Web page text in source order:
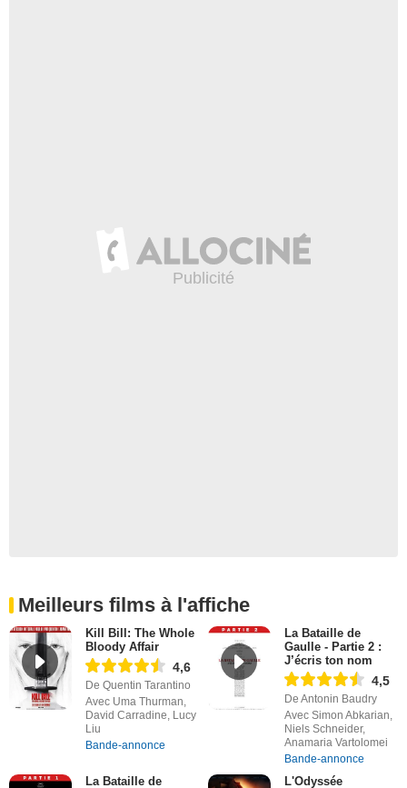
Meilleurs films à l'affiche
Kill Bill: The Whole
Bloody Affair
4,6
De Quentin Tarantino
Avec Uma Thurman,
David Carradine, Lucy
Liu
Bande-annonce
La Bataille de
Gaulle - Partie 2 :
J’écris ton nom
4,5
De Antonin Baudry
Avec Simon Abkarian,
Niels Schneider,
Anamaria Vartolomei
Bande-annonce
La Bataille de L'Odyssée